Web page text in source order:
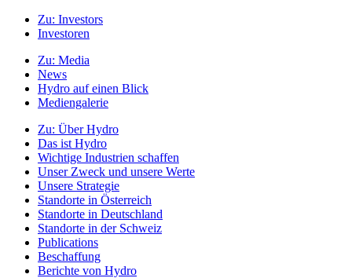
Zu: Investors
Investoren
Zu: Media
News
Hydro auf einen Blick
Mediengalerie
Zu: Über Hydro
Das ist Hydro
Wichtige Industrien schaffen
Unser Zweck und unsere Werte
Unsere Strategie
Standorte in Österreich
Standorte in Deutschland
Standorte in der Schweiz
Publications
Beschaffung
Berichte von Hydro